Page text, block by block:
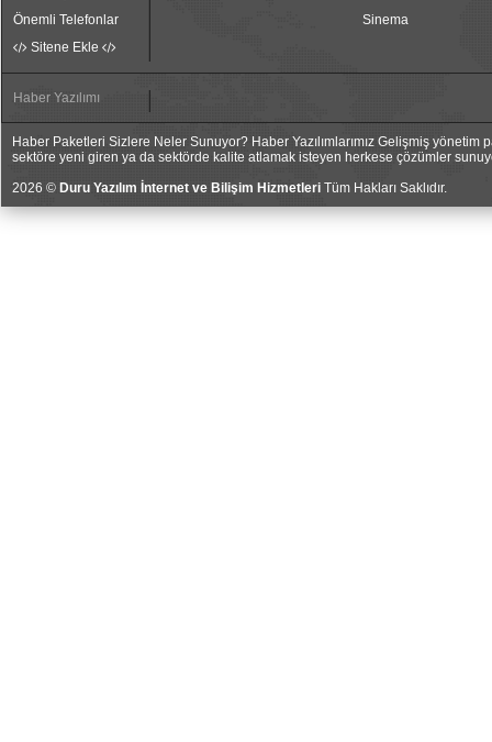
Önemli Telefonlar
Sitene Ekle
Sinema
Haber Yazılımı
Haber Paketleri Sizlere Neler Sunuyor? Haber Yazılımlarımız Gelişmiş
sektöre yeni giren ya da sektörde kalite atlamak isteyen herkese çözümler
2026 © Duru Yazılım İnternet ve Bilişim Hizmetleri Tüm Hakları Saklıdır.